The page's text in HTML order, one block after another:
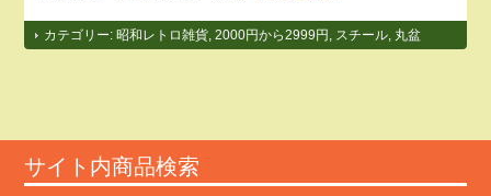
カテゴリー: 昭和レトロ雑貨 ,2000円から2999円 スチール 丸盆
サイト内商品検索